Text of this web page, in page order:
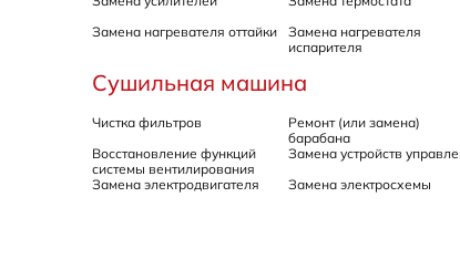
Замена нагревателя оттайки
Замена нагревателя
испарителя
Сушильная машина
Чистка фильтров
Ремонт (или замена)
барабана
Восстановление функций
системы вентилирования
Замена устройств
Замена электродвигателя
Замена электросхемы